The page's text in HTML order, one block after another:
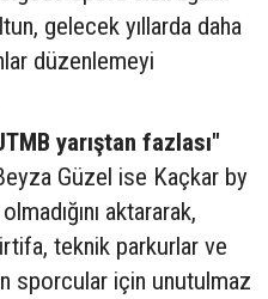
gelecek yıllarda daha
düzenlemeyi
yarıştan fazlası"
Güzel ise Kaçkar by
aktararak,
teknik parkurlar ve
sporcular için unutulmaz